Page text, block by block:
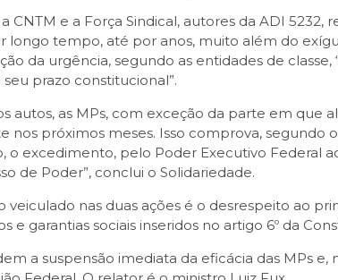
CNTM e a Força Sindical, autores da ADI
longo tempo, até por anos, muito além do
da urgência, segundo as entidades de
prazo constitucional”.
autos, as MPs, com exceção da parte em que
nos próximos meses. Isso comprova, segundo
o excedimento, pelo Poder Executivo Federal
de Poder”, conclui o Solidariedade.
nas duas ações é o desrespeito ao
e garantias sociais inseridos no artigo 6º da
a suspensão imediata da eficácia das MPs